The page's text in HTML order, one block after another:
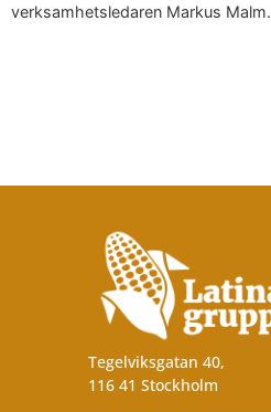
verksamhetsledaren Markus Malm.
Tegelviksgatan 40,
116 41 Stockholm